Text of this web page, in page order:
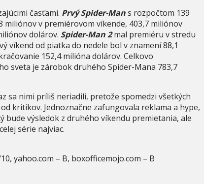
časťami. Prvý Spider-Mans rozpočtom 139
v premiérovom víkende, 403,7 miliónov
dolárov. Spider-Man 2mal premiéru v stredu
víkend od piatka do nedele bol v znamení 88,1
152,4 milióna dolárov. Celkovo
sveta je zárobok druhého Spider-Mana 783,7
sa nimi príliš neriadili, pretože spomedzi všetkých
kritikov. Jednoznačne zafungovala reklama a hype,
výsledok z druhého víkendu premietania, ale
série najviac.
yahoo.com – B, boxofficemojo.com – B